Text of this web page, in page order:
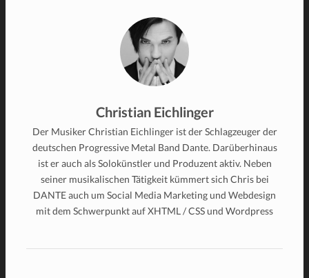
Christian Eichlinger
Der Musiker Christian Eichlinger ist der Schlagzeuger der
deutschen Progressive Metal Band Dante. Darüberhinaus
ist er auch als Solokünstler und Produzent aktiv. Neben
seiner musikalischen Tätigkeit kümmert sich Chris bei
DANTE auch um Social Media Marketing und Webdesign
mit dem Schwerpunkt auf XHTML / CSS und Wordpress